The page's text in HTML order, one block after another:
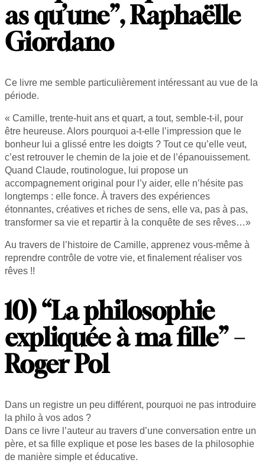
as qu’une”, Raphaëlle
Giordano
Ce livre me semble particulièrement intéressant au vue de la
période.
« Camille, trente-huit ans et quart, a tout, semble-t-il, pour
être heureuse. Alors pourquoi a-t-elle l’impression que le
bonheur lui a glissé entre les doigts ? Tout ce qu’elle veut,
c’est retrouver le chemin de la joie et de l’épanouissement.
Quand Claude, routinologue, lui propose un
accompagnement original pour l’y aider, elle n’hésite pas
longtemps : elle fonce. À travers des expériences
étonnantes, créatives et riches de sens, elle va, pas à pas,
transformer sa vie et repartir à la conquête de ses rêves…»
Au travers de l’histoire de Camille, apprenez vous-même à
reprendre contrôle de votre vie, et finalement réaliser vos
rêves !!
10) “La philosophie
expliquée à ma fille” –
Roger Pol
Dans un registre un peu différent, pourquoi ne pas introduire
la philo à vos ados ?
Dans ce livre l’auteur au travers d’une conversation entre un
père, et sa fille explique et pose les bases de la philosophie
de manière simple et éducative.